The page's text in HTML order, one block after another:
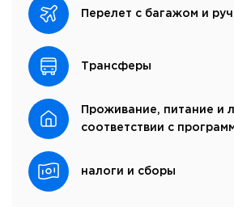
Перелет с багажом и
Трансферы
Проживание, питание и
соответствии с
налоги и сборы